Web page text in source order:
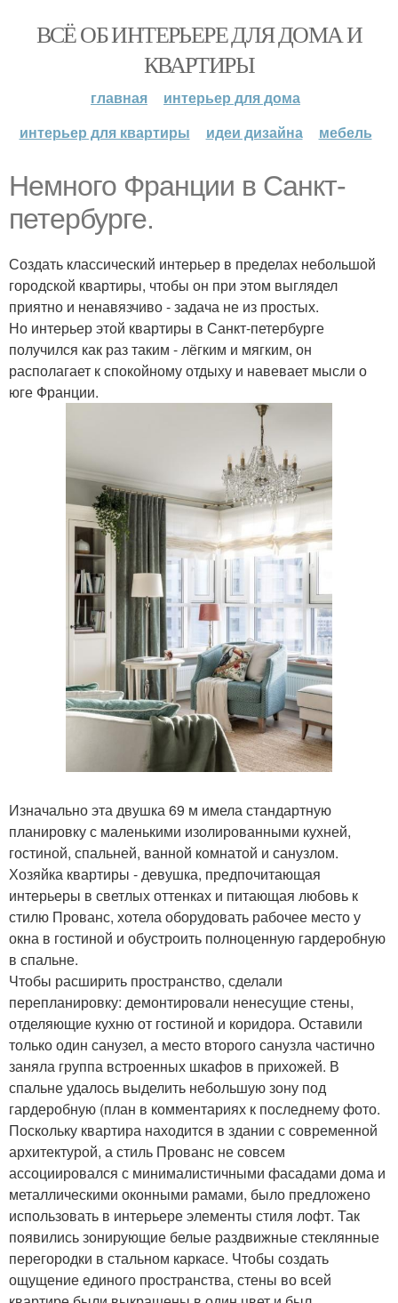
ВСЁ ОБ ИНТЕРЬЕРЕ ДЛЯ ДОМА И
КВАРТИРЫ
главная
интерьер для дома
интерьер для квартиры
идеи дизайна мебель
Немного Франции в Санкт-
петербурге.
Создать классический интерьер в пределах небольшой
городской квартиры, чтобы он при этом выглядел
приятно и ненавязчиво - задача не из простых.
Но интерьер этой квартиры в Санкт-петербурге
получился как раз таким - лёгким и мягким, он
располагает к спокойному отдыху и навевает мысли о
юге Франции.
Изначально эта двушка 69 м имела стандартную
планировку с маленькими изолированными кухней,
гостиной, спальней, ванной комнатой и санузлом.
Хозяйка квартиры - девушка, предпочитающая
интерьеры в светлых оттенках и питающая любовь к
стилю Прованс, хотела оборудовать рабочее место у
окна в гостиной и обустроить полноценную гардеробную
в спальне.
Чтобы расширить пространство, сделали
перепланировку: демонтировали ненесущие стены,
отделяющие кухню от гостиной и коридора. Оставили
только один санузел, а место второго санузла частично
заняла группа встроенных шкафов в прихожей. В
спальне удалось выделить небольшую зону под
гардеробную (план в комментариях к последнему фото.
Поскольку квартира находится в здании с современной
архитектурой, а стиль Прованс не совсем
ассоциировался с минималистичными фасадами дома и
металлическими оконными рамами, было предложено
использовать в интерьере элементы стиля лофт. Так
появились зонирующие белые раздвижные стеклянные
перегородки в стальном каркасе. Чтобы создать
ощущение единого пространства, стены во всей